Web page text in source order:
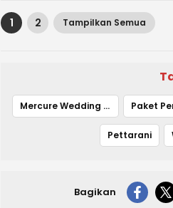
1 2 Tampilkan Semua
Mercure Wedding Expo 2026 Paket
Pettarani
Bagikan